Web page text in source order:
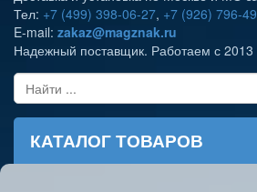
Тел: +7 (499) 398-06-27, +7 (926) 796-
E-mail: zakaz@magznak.ru
Надежный поставщик. Работаем с 2013
КАТАЛОГ ТОВАРОВ